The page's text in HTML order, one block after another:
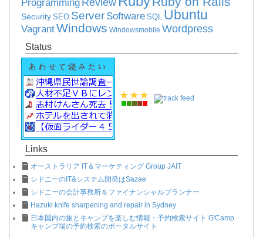
Programming Review
Security SEO Server Software SQL Ubuntu
VagrantWindows Windowsmobile Wordpress
Status
Links
オーストラリア IT＆マーケティング Group JAIT
シドニーのIT&システム開発はSazae
シドニーの会計事務所＆ファイナンシャルプランナー
Hazuki knife sharpening and repair in Sydney
日本国内の旅とキャンプを楽しむ情報・予約検索サイト G'Camp
キャンプ場の予約検索のポータルサイト